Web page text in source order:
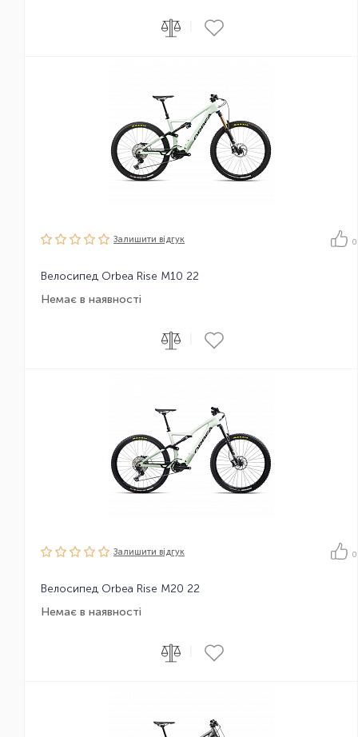
Залишити вiдгук 0
Велосипед Orbea Rise M10 22
Немає в наявності
Залишити вiдгук 0
Велосипед Orbea Rise M20 22
Немає в наявності